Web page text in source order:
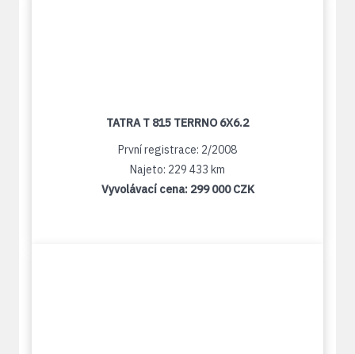
TATRA T 815 TERRNO 6X6.2
První registrace: 2/2008
Najeto: 229 433 km
Vyvolávací cena: 299 000 CZK